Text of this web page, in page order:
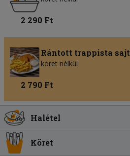
2 290 Ft
Rántott trappista sajt
köret nélkül
2 790 Ft
Halétel
Köret